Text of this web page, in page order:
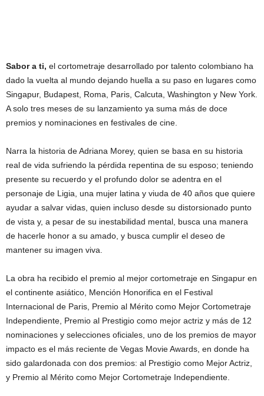
Sabor a ti, el cortometraje desarrollado por talento colombiano ha
dado la vuelta al mundo dejando huella a su paso en lugares como
Singapur, Budapest, Roma, Paris, Calcuta, Washington y New York.
A solo tres meses de su lanzamiento ya suma más de doce
premios y nominaciones en festivales de cine.
Narra la historia de Adriana Morey, quien se basa en su historia
real de vida sufriendo la pérdida repentina de su esposo; teniendo
presente su recuerdo y el profundo dolor se adentra en el
personaje de Ligia, una mujer latina y viuda de 40 años que quiere
ayudar a salvar vidas, quien incluso desde su distorsionado punto
de vista y, a pesar de su inestabilidad mental, busca una manera
de hacerle honor a su amado, y busca cumplir el deseo de
mantener su imagen viva.
La obra ha recibido el premio al mejor cortometraje en Singapur en
el continente asiático, Mención Honorifica en el Festival
Internacional de Paris, Premio al Mérito como Mejor Cortometraje
Independiente, Premio al Prestigio como mejor actriz y más de 12
nominaciones y selecciones oficiales, uno de los premios de mayor
impacto es el más reciente de Vegas Movie Awards, en donde ha
sido galardonada con dos premios: al Prestigio como Mejor Actriz,
y Premio al Mérito como Mejor Cortometraje Independiente.